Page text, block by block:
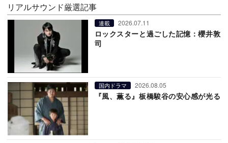
リアルサウンド厳選記事
連載 2026.07.11
ロックスターと過ごした記憶：櫻井敦
司
国内ドラマ 2026.08.05
『風、薫る』板橋駿谷の安心感が光る